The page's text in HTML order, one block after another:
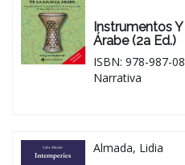
Instrumentos
Árabe (2a Ed.)
ISBN: 978-987-
Narrativa
Almada, Lidia